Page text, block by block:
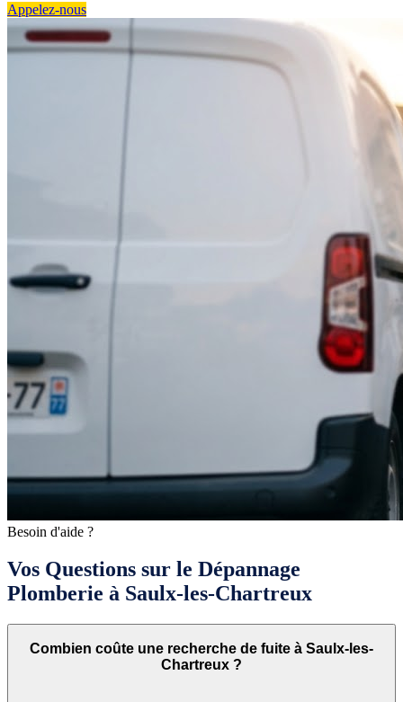
Appelez-nous
Besoin d'aide ?
Vos Questions sur le Dépannage
Plomberie à Saulx-les-Chartreux
Combien coûte une recherche de fuite à Saulx-les-
Chartreux ?